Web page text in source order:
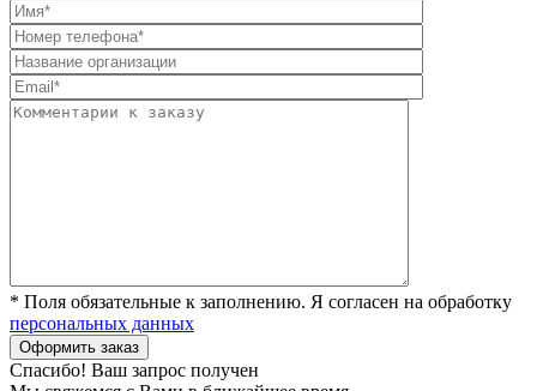
* Поля обязательные к заполнению. Я согласен на обработку
персональных данных
Спасибо! Ваш запрос получен